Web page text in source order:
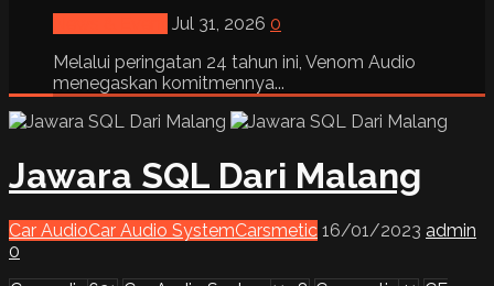
Jul 31, 2026 0
Melalui peringatan 24 tahun ini, Venom Audio
menegaskan komitmennya...
Jawara SQL Dari Malang
Car AudioCar Audio SystemCarsmetic 16/01/2023 admin
0